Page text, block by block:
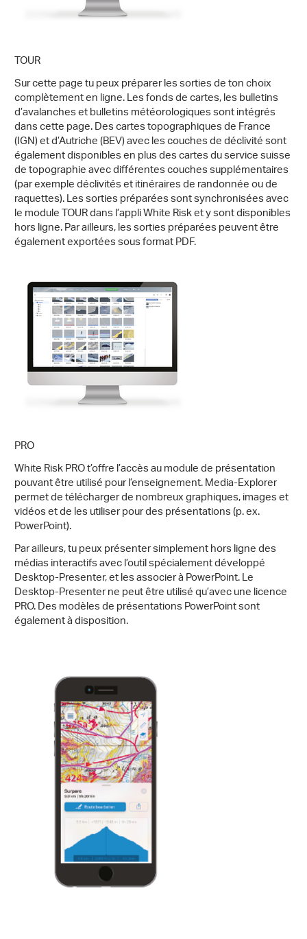
TOUR
Sur cette page tu peux préparer les sorties de ton choix
complètement en ligne. Les fonds de cartes, les bulletins
d’avalanches et bulletins météorologiques sont intégrés
dans cette page. Des cartes topographiques de France
(IGN) et d’Autriche (BEV) avec les couches de déclivité sont
également disponibles en plus des cartes du service suisse
de topographie avec différentes couches supplémentaires
(par exemple déclivités et itinéraires de randonnée ou de
raquettes). Les sorties préparées sont synchronisées avec
le module TOUR dans l’appli White Risk et y sont disponibles
hors ligne. Par ailleurs, les sorties préparées peuvent être
également exportées sous format PDF.
PRO
White Risk PRO t’offre l’accès au module de présentation
pouvant être utilisé pour l’enseignement. Media-Explorer
permet de télécharger de nombreux graphiques, images et
vidéos et de les utiliser pour des présentations (p. ex.
PowerPoint).
Par ailleurs, tu peux présenter simplement hors ligne des
médias interactifs avec l’outil spécialement développé
Desktop-Presenter, et les associer à PowerPoint. Le
Desktop-Presenter ne peut être utilisé qu’avec une licence
PRO. Des modèles de présentations PowerPoint sont
également à disposition.